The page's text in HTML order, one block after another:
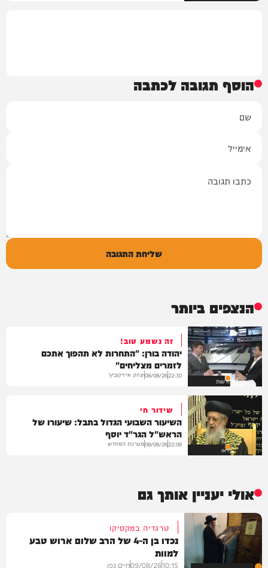
הוסף תגובה לכתבה
שליחת התגובה
הנצפים ביותר
חדשות
זה נשמע טוב!
יהודה בורן: "התחרות לא תהפוך אתכם
לזמרים מצליחים"
22:30
08/08/26יצחק אייזיקוביץ'
וידאו
שידור חי
השיעור השבועי הגדול בתבל: שיעורו של
הראש"ל הגר"ד יוסף
22:06
08/08/26מערכת המחדש
אולי יעניין אותך גם
טרגדיה במקסיקו
נכדו בן ה-4 של הרב שלום ארוש טבע
למוות
10:15
09/08/26חיים גפן